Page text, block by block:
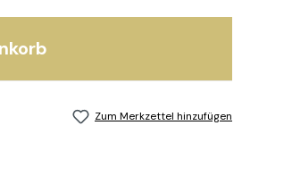
Zum Merkzettel hinzufügen